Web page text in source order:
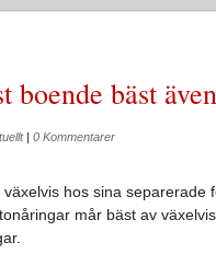
boende bäst
| 0 Kommentarer
växelvis hos sina
mår bäst av